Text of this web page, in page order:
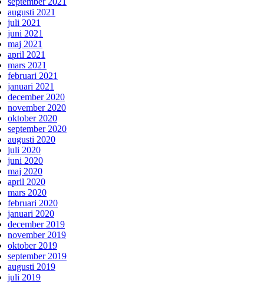
augusti 2021
juli 2021
juni 2021
maj 2021
april 2021
mars 2021
februari 2021
januari 2021
december 2020
november 2020
oktober 2020
september 2020
augusti 2020
juli 2020
juni 2020
maj 2020
april 2020
mars 2020
februari 2020
januari 2020
december 2019
november 2019
oktober 2019
september 2019
augusti 2019
juli 2019